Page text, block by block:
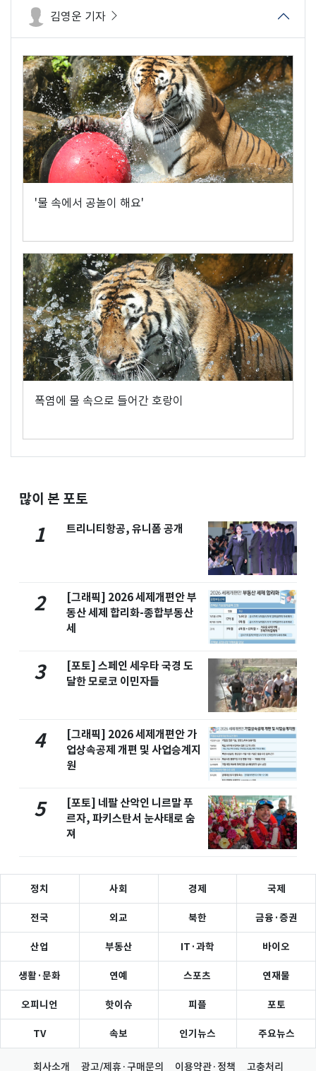
김영운 기자
'물 속에서 공놀이 해요'
폭염에 물 속으로 들어간 호랑이
많이 본 포토
1 트리니티항공, 유니폼 공개
2
[그래픽] 2026 세제개편안 부
동산 세제 합리화-종합부동산
세
3
[포토] 스페인 세우타 국경 도
달한 모로코 이민자들
4
[그래픽] 2026 세제개편안 가
업상속공제 개편 및 사업승계지
원
5
[포토] 네팔 산악인 니르말 푸
르자, 파키스탄서 눈사태로 숨
져
정치 사회 경제 국제
전국 외교 북한 금융·증권
산업 부동산 IT·과학 바이오
생활·문화 연예 스포츠 연재물
오피니언 핫이슈 피플 포토
TV 속보 인기뉴스 주요뉴스
회사소개 광고/제휴·구매문의 이용약관·정책 고충처리